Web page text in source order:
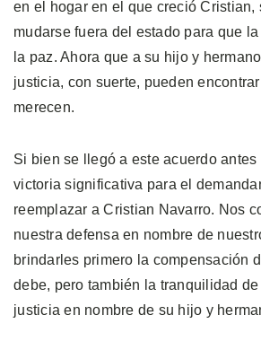
en el hogar en el que creció Cristian,
mudarse fuera del estado para que
la paz. Ahora que a su hijo y
justicia, con suerte, pueden
merecen.
Si bien se llegó a este acuerdo
victoria significativa para el
reemplazar a Cristian Navarro. Nos
nuestra defensa en nombre de
brindarles primero la compensación
debe, pero también la tranquilidad
justicia en nombre de su hijo y